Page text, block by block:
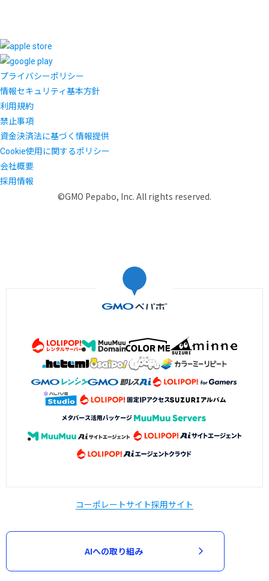
プライバシーポリシー
情報セキュリティ基本方針
利用規約
禁止事項
資金決済法に基づく情報提供
Cookie使用に関するポリシー
会社概要
採用情報
©GMO Pepabo, Inc. All rights reserved.
コーポレートサイト採用サイト
AIへの取り組み